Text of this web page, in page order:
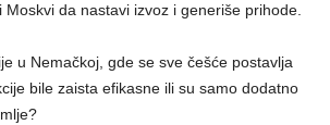
Moskvi da nastavi izvoz i generiše prihode.
u Nemačkoj, gde se sve češće postavlja
bile zaista efikasne ili su samo dodatno